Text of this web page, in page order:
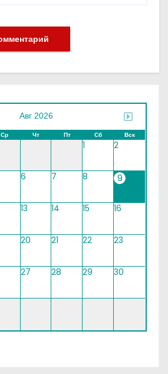
Авг 2026
Ср Чт Пт Сб Вск
1 2
6 7 8 9
13 14 15 16
20 21 22 23
27 28 29 30